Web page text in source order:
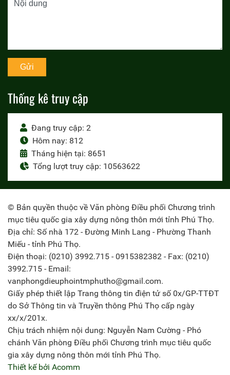
Thống kê truy cập
Đang truy cập: 2
Hôm nay: 812
Tháng hiện tại: 8651
Tổng lượt truy cập: 10563622
© Bản quyền thuộc về Văn phòng Điều phối Chương trình
mục tiêu quốc gia xây dựng nông thôn mới tỉnh Phú Thọ.
Địa chỉ: Số nhà 172 - Đường Minh Lang - Phường Thanh
Miếu - tỉnh Phú Thọ.
Điện thoại: (0210) 3992.715 - 0915382382 - Fax: (0210)
3992.715 - Email:
vanphongdieuphointmphutho@gmail.com.
Giấy phép thiết lập Trang thông tin điện tử số 0x/GP-TTĐT
do Sở Thông tin và Truyền thông Phú Thọ cấp ngày
xx/x/201x.
Chịu trách nhiệm nội dung: Nguyễn Nam Cường - Phó
chánh Văn phòng Điều phối Chương trình mục tiêu quốc
gia xây dựng nông thôn mới tỉnh Phú Thọ.
Thiết kế bởi Acomm